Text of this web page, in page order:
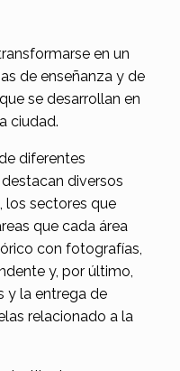
en un
de enseñanza y de
se desarrollan en
ciudad.
diferentes
destacan diversos
los sectores que
que cada área
con fotografías,
y, por último,
y la entrega de
relacionado a la